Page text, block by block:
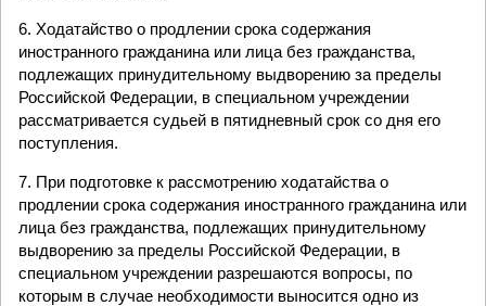
6. Ходатайство о продлении срока содержания
иностранного гражданина или лица без гражданства,
подлежащих принудительному выдворению за пределы
Российской Федерации, в специальном учреждении
рассматривается судьей в пятидневный срок со дня его
поступления.
7. При подготовке к рассмотрению ходатайства о
продлении срока содержания иностранного гражданина или
лица без гражданства, подлежащих принудительному
выдворению за пределы Российской Федерации, в
специальном учреждении разрешаются вопросы, по
которым в случае необходимости выносится одно из